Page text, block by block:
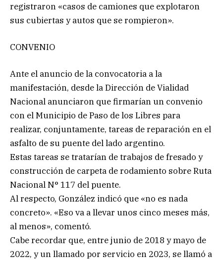
registraron «casos de camiones que explotaron
sus cubiertas y autos que se rompieron».
CONVENIO
Ante el anuncio de la convocatoria a la
manifestación, desde la Dirección de Vialidad
Nacional anunciaron que firmarían un convenio
con el Municipio de Paso de los Libres para
realizar, conjuntamente, tareas de reparación en el
asfalto de su puente del lado argentino.
Estas tareas se tratarían de trabajos de fresado y
construcción de carpeta de rodamiento sobre Ruta
Nacional N° 117 del puente.
Al respecto, González indicó que «no es nada
concreto». «Eso va a llevar unos cinco meses más,
al menos», comentó.
Cabe recordar que, entre junio de 2018 y mayo de
2022, y un llamado por servicio en 2023, se llamó a